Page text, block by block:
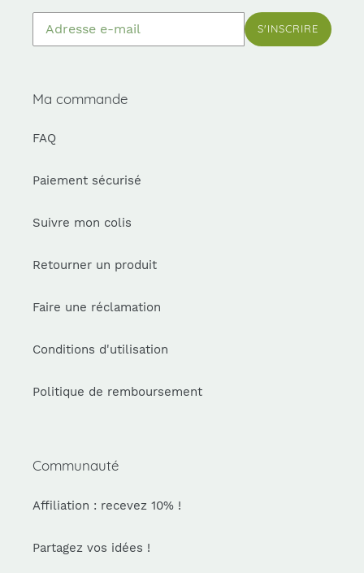
S'INSCRIRE
Ma commande
FAQ
Paiement sécurisé
Suivre mon colis
Retourner un produit
Faire une réclamation
Conditions d'utilisation
Politique de remboursement
Communauté
Affiliation : recevez 10% !
Partagez vos idées !